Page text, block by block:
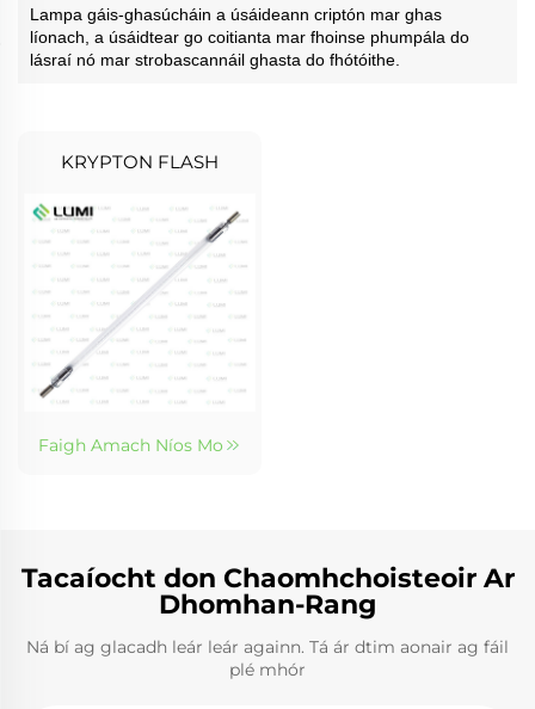
Lampa gáis-ghasúcháin a úsáideann criptón mar ghas
líonach, a úsáidtear go coitianta mar fhoinse phumpála do
lásraí nó mar strobascannáil ghasta do fhótóithe.
KRYPTON FLASH
Faigh Amach Níos Mo
Tacaíocht don Chaomhchoisteoir Ar
Dhomhan-Rang
Ná bí ag glacadh leár leár againn. Tá ár dtim aonair ag fáil
plé mhór